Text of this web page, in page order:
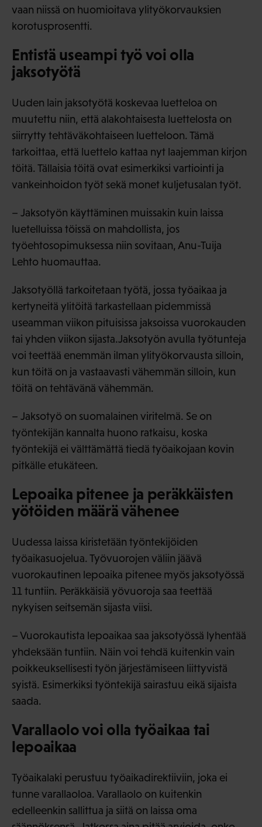
vaan niissä on huomioitava ylityökorvauksien
korotusprosentti.
Entistä useampi työ voi olla
jaksotyötä
Uuden lain jaksotyötä koskevaa luetteloa on
muutettu niin, että alakohtaisesta luettelosta on
siirrytty tehtäväkohtaiseen luetteloon. Tämä
tarkoittaa, että luettelo kattaa nyt laajemman kirjon
töitä. Tällaisia töitä ovat esimerkiksi vartiointi ja
vankeinhoidon työt sekä monet kuljetusalan työt.
– Jaksotyön käyttäminen muissakin kuin laissa
luetelluissa töissä on mahdollista, jos
työehtosopimuksessa niin sovitaan, Anu-Tuija
Lehto huomauttaa.
Jaksotyöllä tarkoitetaan työtä, jossa työaikaa ja
kertyneitä ylitöitä tarkastellaan pidemmissä
useamman viikon pituisissa jaksoissa vuorokauden
tai yhden viikon sijasta.Jaksotyön avulla työtunteja
voi teettää enemmän ilman ylityökorvausta silloin,
kun töitä on ja vastaavasti vähemmän silloin, kun
töitä on tehtävänä vähemmän.
– Jaksotyö on suomalainen viritelmä. Se on
työntekijän kannalta huono ratkaisu, koska
työntekijä ei välttämättä tiedä työaikojaan kovin
pitkälle etukäteen.
Lepoaika pitenee ja peräkkäisten
yötöiden määrä vähenee
Uudessa laissa kiristetään työntekijöiden
työaikasuojelua. Työvuorojen väliin jäävä
vuorokautinen lepoaika pitenee myös jaksotyössä
11 tuntiin. Peräkkäisiä yövuoroja saa teettää
nykyisen seitsemän sijasta viisi.
– Vuorokautista lepoaikaa saa jaksotyössä lyhentää
yhdeksään tuntiin. Näin voi tehdä kuitenkin vain
poikkeuksellisesti työn järjestämiseen liittyvistä
syistä. Esimerkiksi työntekijä sairastuu eikä sijaista
saada.
Varallaolo voi olla työaikaa tai
lepoaikaa
Työaikalaki perustuu työaikadirektiiviin, joka ei
tunne varallaoloa. Varallaolo on kuitenkin
edelleenkin sallittua ja siitä on laissa oma